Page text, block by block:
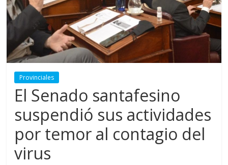
Provinciales
El Senado santafesino
suspendió sus actividades
por temor al contagio del
virus